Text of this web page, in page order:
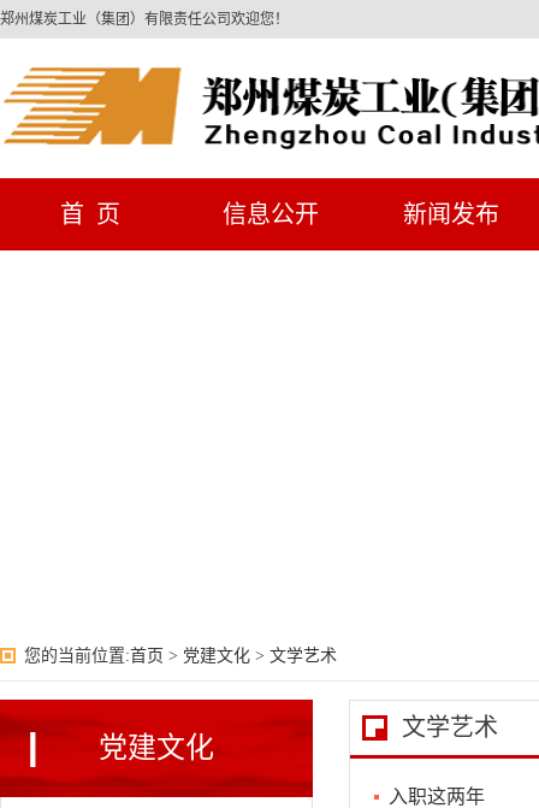
郑州煤炭工业（集团）有限责任公司欢迎您！
首 页 信息公开 新闻发布
您的当前位置:首页 > 党建文化 > 文学艺术
党建文化
文学艺术
入职这两年